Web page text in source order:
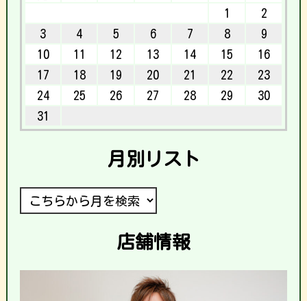
1
2
3
4 5 6 7 8
9
10
11 12 13 14 15
16
17
18 19 20 21 22
23
24
25 26 27 28 29
30
31
月別リスト
店舗情報